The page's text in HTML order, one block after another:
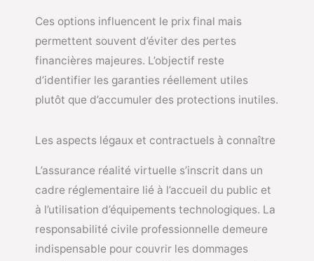
Ces options influencent le prix final mais
permettent souvent d’éviter des pertes
financières majeures. L’objectif reste
d’identifier les garanties réellement utiles
plutôt que d’accumuler des protections inutiles.
Les aspects légaux et contractuels à connaître
L’assurance réalité virtuelle s’inscrit dans un
cadre réglementaire lié à l’accueil du public et
à l’utilisation d’équipements technologiques. La
responsabilité civile professionnelle demeure
indispensable pour couvrir les dommages